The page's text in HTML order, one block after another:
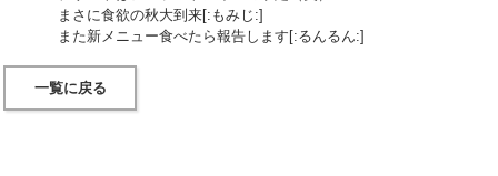
まさに食欲の秋大到来[:もみじ:]
また新メニュー食べたら報告します[:るんるん:]
一覧に戻る